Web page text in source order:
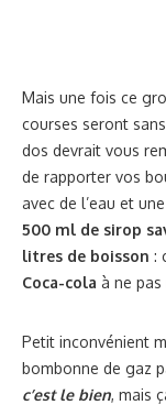
Mais une fois ce
courses seront
dos devrait vous
de rapporter vos
avec de l’eau et
500 ml de sirop
litres de boisson :
Coca-cola à ne
Petit inconvénient
bombonne de gaz
c’est le bien, mais